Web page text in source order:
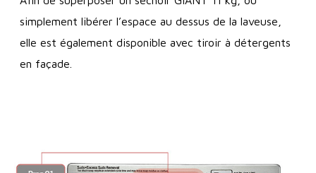
simplement libérer l’espace au dessus de la laveuse,
elle est également disponible avec tiroir à détergents
en façade.